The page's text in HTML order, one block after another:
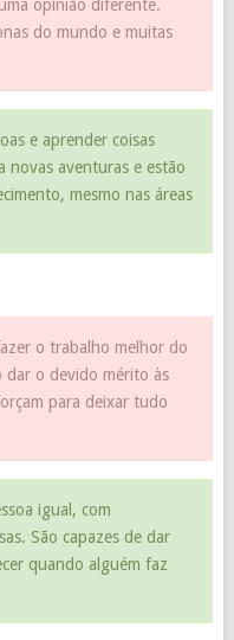
opinião diferente.
do mundo e muitas
e aprender coisas
novas aventuras e estão
mesmo nas áreas
o trabalho melhor do
dar o devido mérito às
para deixar tudo
igual, com
São capazes de dar
quando alguém faz